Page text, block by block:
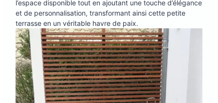
l’espace disponible tout en ajoutant une touche d’élégance
et de personnalisation, transformant ainsi cette petite
terrasse en un véritable havre de paix.